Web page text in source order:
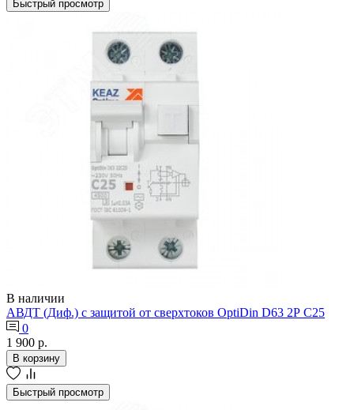
Быстрый просмотр
В наличии
АВДТ (Диф.) с защитой от сверхтоков OptiDin D63 2Р С25
0
1 900 р.
В корзину
Быстрый просмотр